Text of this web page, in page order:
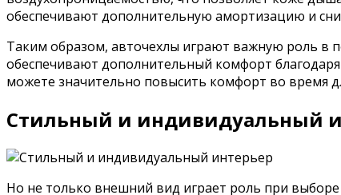
обеспечивают дополнительную амортизацию и
Таким образом, авточехлы играют важную роль в
обеспечивают дополнительный комфорт
можете значительно повысить комфорт во время
Стильный и индивидуальный
Но не только внешний вид играет роль при